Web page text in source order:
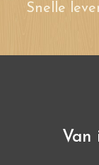
Snelle
Van